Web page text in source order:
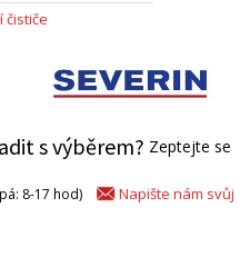
čističe
s výběrem? Zeptejte se
8-17 hod)
Napište nám svůj